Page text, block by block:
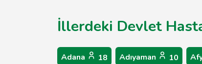
İllerdeki Devlet
Adana 18 Adıyaman 10